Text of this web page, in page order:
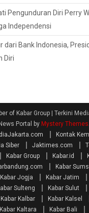
Pengunduran Diri Perry
Independensi
dari Bank Indonesia,
Diri
of Kabar Group | Terkini
Portal by Mystery Themes
Kontak
Siber
Jaktimes.com
Kabar Group Kabar.id
Kabar
Kabar Jogja Kabar Jatim
Sulteng Kabar Sulut
Kabar Kalbar Kabar Kalsel
Kabar Kaltara Kabar Bali